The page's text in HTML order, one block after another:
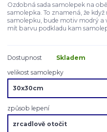
Ozdobná sada samolepek na
samolepka. To znamená, že
samolepku, bude motiv modrý
mít barvu podkladu kam
Dostupnost
Skladem
velikost samolepky
způsob lepení